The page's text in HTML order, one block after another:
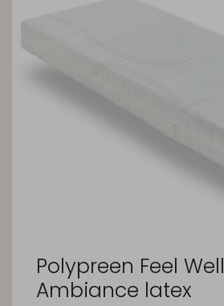
Polypreen Feel Well
Ambiance latex